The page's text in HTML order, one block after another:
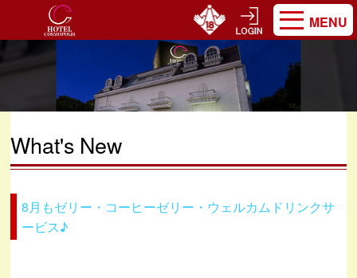
MENU
What's New
8月もゼリー・コーヒーゼリー・ウェルカムドリンクサ
ービス♪